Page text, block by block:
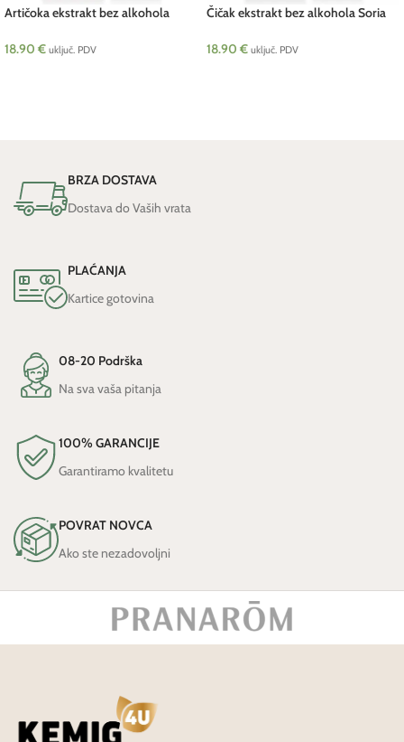
Artičoka ekstrakt bez alkohola
18.90 € uključ. PDV
Čičak ekstrakt bez alkohola Soria
18.90 € uključ. PDV
BRZA DOSTAVA
Dostava do Vaših vrata
PLAĆANJA
Kartice gotovina
08-20 Podrška
Na sva vaša pitanja
100% GARANCIJE
Garantiramo kvalitetu
POVRAT NOVCA
Ako ste nezadovoljni